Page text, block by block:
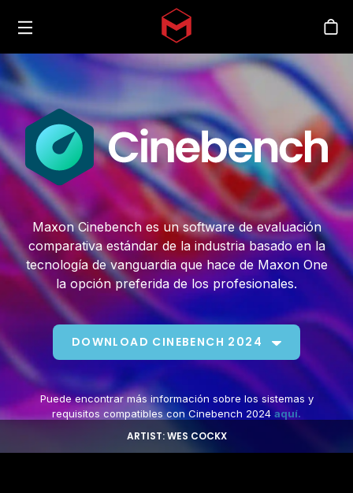
Skip to main content
ARTIST: WES COCKX
Maxon Cinebench es un software de evaluación
comparativa estándar de la industria basado en la
tecnología de vanguardia que hace de Maxon One
la opción preferida de los profesionales.
DOWNLOAD CINEBENCH 2024
Puede encontrar más información sobre los sistemas y
requisitos compatibles con Cinebench 2024 aquí.